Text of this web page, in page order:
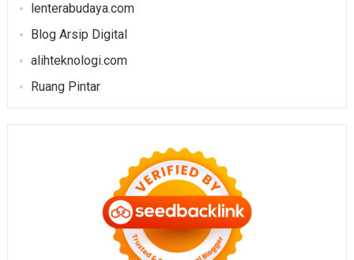
lenterabudaya.com
Blog Arsip Digital
alihteknologi.com
Ruang Pintar